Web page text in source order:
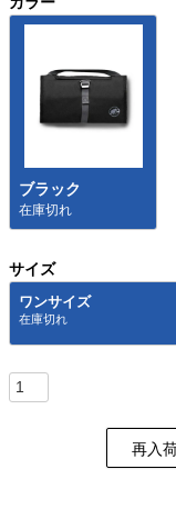
ブラック
在庫切れ
サイズ
ワンサイズ
再入